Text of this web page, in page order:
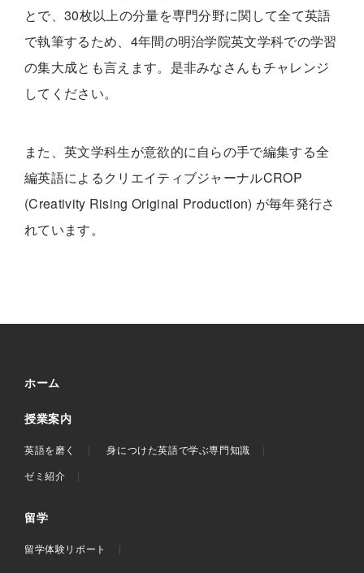
とで、30枚以上の分量を専門分野に関して全て英語
で執筆するため、4年間の明治学院英文学科での学習
の集大成とも言えます。是非みなさんもチャレンジ
してください。
また、英文学科生が意欲的に自らの手で編集する全
編英語によるクリエイティブジャーナルCROP
(Creativity Rising Original Production) が毎年発行さ
れています。
ホーム
授業案内
英語を磨く
身につけた英語で学ぶ専門知識
ゼミ紹介
留学
留学体験リポート